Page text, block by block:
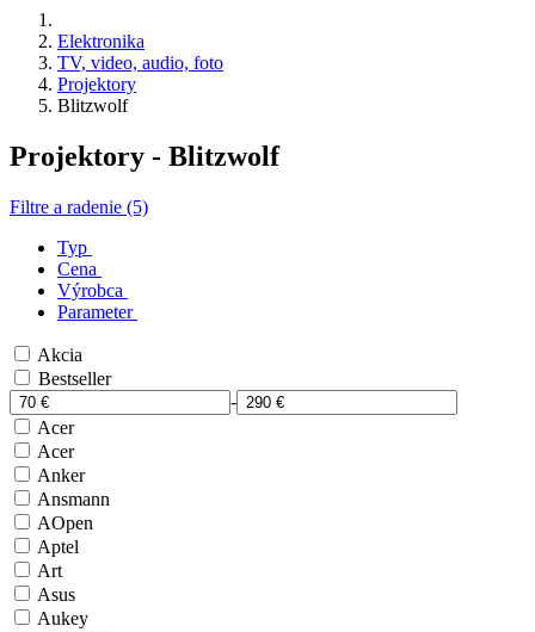
Elektronika
TV, video, audio, foto
Projektory
Blitzwolf
Projektory - Blitzwolf
Filtre a radenie (5)
Typ
Cena
Výrobca
Parameter
Akcia
Bestseller
-
Acer
Acer
Anker
Ansmann
AOpen
Aptel
Art
Asus
Aukey